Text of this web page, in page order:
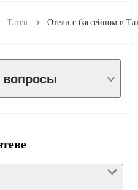
Татев
вопросы